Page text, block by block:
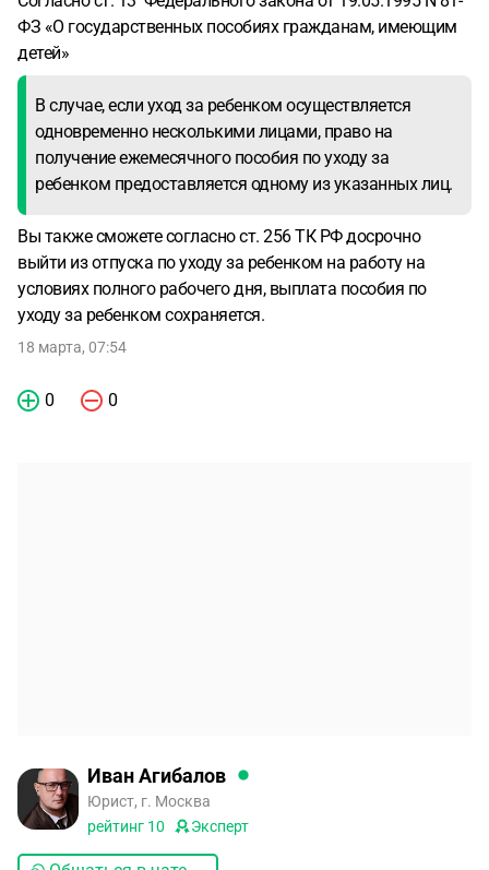
ФЗ «О государственных пособиях гражданам, имеющим
детей»
В случае, если уход за ребенком осуществляется
одновременно несколькими лицами, право на
получение ежемесячного пособия по уходу за
ребенком предоставляется одному из указанных лиц.
Вы также сможете согласно ст. 256 ТК РФ досрочно
выйти из отпуска по уходу за ребенком на работу на
условиях полного рабочего дня, выплата пособия по
уходу за ребенком сохраняется.
18 марта, 07:54
0 0
Иван Агибалов
Юрист, г. Москва
рейтинг 10 Эксперт